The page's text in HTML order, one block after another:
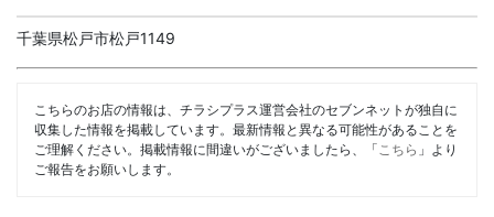
千葉県松戸市松戸1149
こちらのお店の情報は、チラシプラス運営会社のセブンネットが独自に
収集した情報を掲載しています。最新情報と異なる可能性があることを
ご理解ください。掲載情報に間違いがございましたら、「 こちら 」より
ご報告をお願いします。